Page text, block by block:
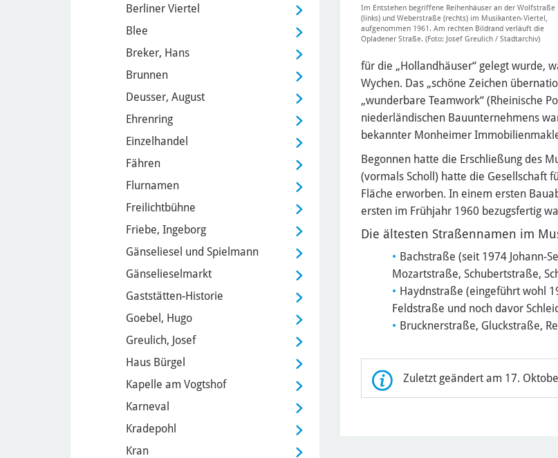
Im Entstehen begriffene Reihenhäuser an der Wolfstraße
(links) und Weberstraße (rechts) im Musikanten-Viertel,
aufgenommen 1961. Am rechten Bildrand verläuft die
Opladener Straße. (Foto: Josef Greulich / Stadtarchiv)
für die „Hollandhäuser“ gelegt wurde,
Wychen. Das „schöne Zeichen
„wunderbare Teamwork“ (Rheinische
niederländischen Bauunternehmens
bekannter Monheimer
Begonnen hatte die Erschließung des
(vormals Scholl) hatte die Gesellschaft
Fläche erworben. In einem ersten
ersten im Frühjahr 1960 bezugsfertig
Die ältesten Straßennamen im
Bachstraße (seit 1974 Johann-
Mozartstraße, Schubertstraße,
Haydnstraße (eingeführt wohl
Feldstraße und noch davor
Brucknerstraße, Gluckstraße,
Zuletzt geändert am 17.
Berliner Viertel
Blee
Breker, Hans
Brunnen
Deusser, August
Ehrenring
Einzelhandel
Fähren
Flurnamen
Freilichtbühne
Friebe, Ingeborg
Gänseliesel und Spielmann
Gänselieselmarkt
Gaststätten-Historie
Goebel, Hugo
Greulich, Josef
Haus Bürgel
Kapelle am Vogtshof
Karneval
Kradepohl
Kran